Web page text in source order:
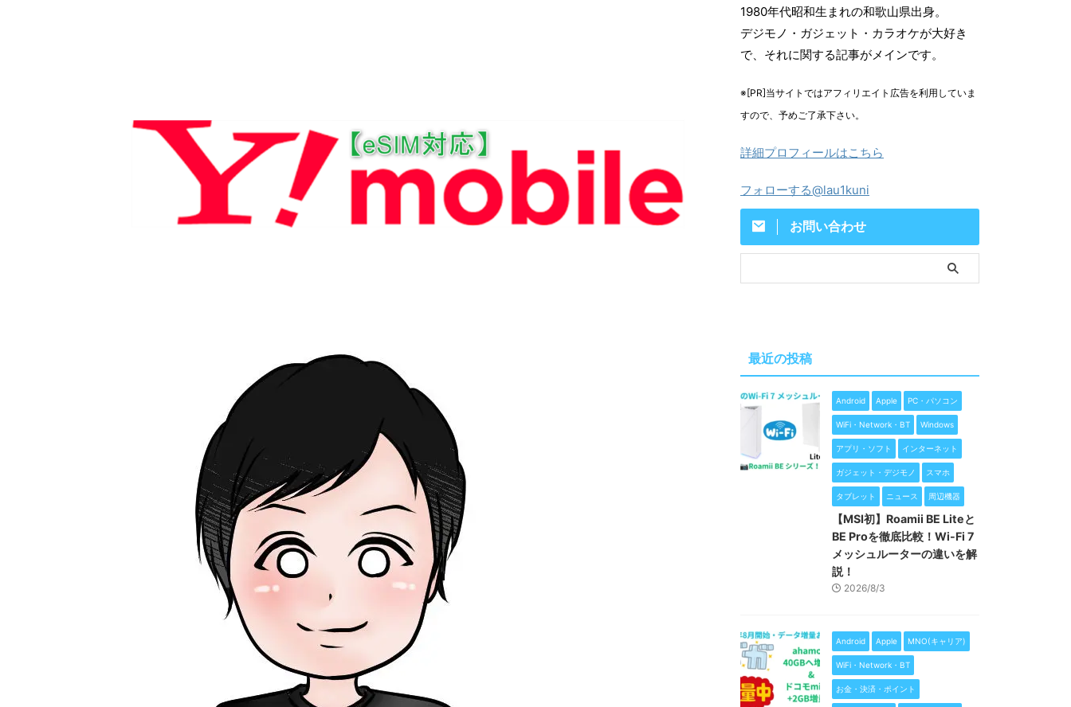
1980年代昭和生まれの和歌山県出身。
デジモノ・ガジェット・カラオケが大好き
で、それに関する記事がメインです。
※[PR]当サイトではアフィリエイト広告を利用していま
すので、予めご了承下さい。
詳細プロフィールはこちら
フォローする@lau1kuni
お問い合わせ
最近の投稿
Android Apple PC・パソコン
WiFi・Network・BT Windows
アプリ・ソフト インターネット
ガジェット・デジモノ スマホ
タブレット ニュース 周辺機器
【MSI初】Roamii BE Liteと
BE Proを徹底比較！Wi-Fi 7
メッシュルーターの違いを解
説！
2026/8/3
Android Apple MNO(キャリア)
WiFi・Network・BT
お金・決済・ポイント